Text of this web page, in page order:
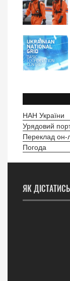
НАН України
Урядовий
Переклад он-
Погода
ЯК ДІСТАТИСЬ